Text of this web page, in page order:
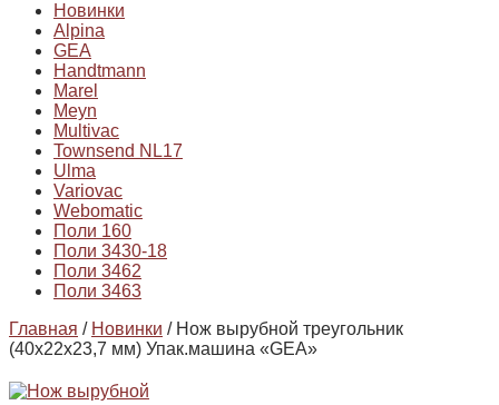
Новинки
Alpina
GEA
Handtmann
Marel
Meyn
Multivac
Townsend NL17
Ulma
Variovac
Webomatic
Поли 160
Поли 3430-18
Поли 3462
Поли 3463
Главная / Новинки / Нож вырубной треугольник
(40х22х23,7 мм) Упак.машина «GEA»